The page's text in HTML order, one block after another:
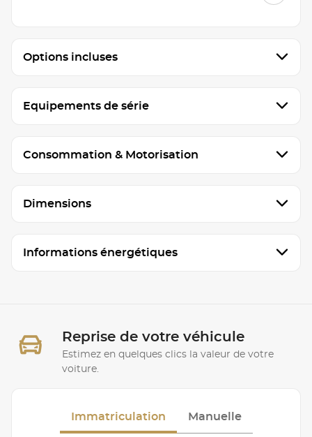
Options incluses
Equipements de série
Consommation & Motorisation
Dimensions
Informations énergétiques
Reprise de votre véhicule
Estimez en quelques clics la valeur de votre
voiture.
Immatriculation Manuelle